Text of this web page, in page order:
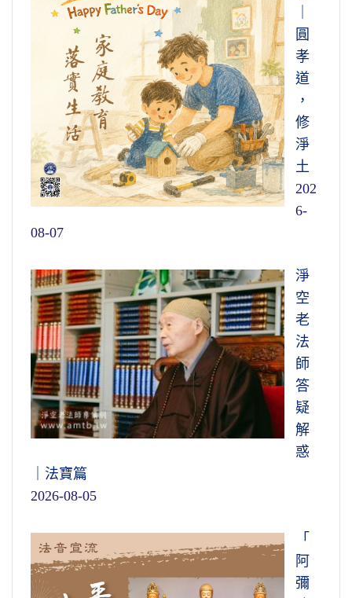
圓
孝
道
，
修
淨
土
202
6-
08-07
淨
空
老
法
師
答
疑
解
惑
｜法寶篇
2026-08-05
「
阿
彌